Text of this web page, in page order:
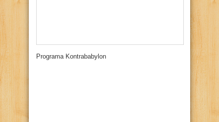
Programa Kontrababylon